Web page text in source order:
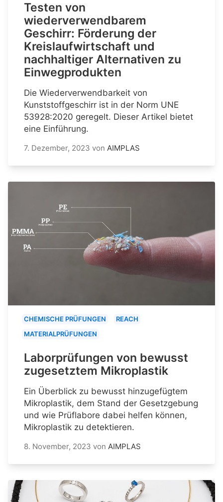
Testen von
wiederverwendbarem
Geschirr: Förderung der
Kreislaufwirtschaft und
nachhaltiger Alternativen zu
Einwegprodukten
Die Wiederverwendbarkeit von
Kunststoffgeschirr ist in der Norm UNE
53928:2020 geregelt. Dieser Artikel bietet
eine Einführung.
7. Dezember, 2023 von AIMPLAS
CHEMISCHE PRÜFUNGEN
REACH
MATERIALPRÜFUNGEN
Laborprüfungen von bewusst
zugesetztem Mikroplastik
Ein Überblick zu bewusst hinzugefügtem
Mikroplastik, dem Stand der Gesetzgebung
und wie Prüflabore dabei helfen können,
Mikroplastik zu detektieren.
8. November, 2023 von AIMPLAS